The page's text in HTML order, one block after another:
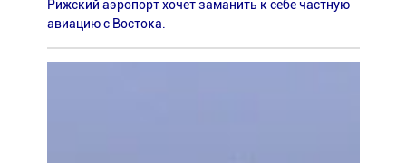
Рижский аэропорт хочет заманить к себе частную
авиацию с Востока.